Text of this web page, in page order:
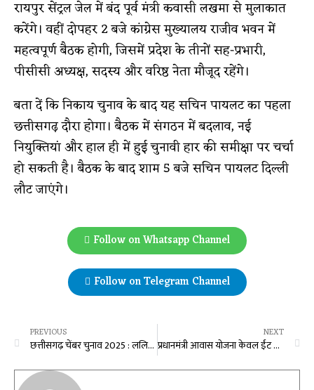
रायपुर सेंट्रल जेल में बंद पूर्व मंत्री कवासी लखमा से मुलाकात
करेंगे। वहीं दोपहर 2 बजे कांग्रेस मुख्यालय राजीव भवन में
महत्वपूर्ण बैठक होगी, जिसमें प्रदेश के तीनों सह-प्रभारी,
पीसीसी अध्यक्ष, सदस्य और वरिष्ठ नेता मौजूद रहेंगे।
बता दें कि निकाय चुनाव के बाद यह सचिन पायलट का पहला
छत्तीसगढ़ दौरा होगा। बैठक में संगठन में बदलाव, नई
नियुक्तियां और हाल ही में हुई चुनावी हार की समीक्षा पर चर्चा
हो सकती है। बैठक के बाद शाम 5 बजे सचिन पायलट दिल्ली
लौट जाएंगे।
Follow on Whatsapp Channel
Follow on Telegram Channel
PREVIOUS
छत्तीसगढ़ चेंबर चुनाव 2025 : ललित जैसिंघ ने खरीदा फॉर्म, अध्यक्ष पद के लिए कल भरेंगे नामांकन
NEXT
प्रधानमंत्री आवास योजना केवल ईंट और गारे से बने घरों का कार्यक्रम नहीं, बल्कि यह लाखों जरूरतमंदों के सम्मान, सुरक्षा और आत्मनिर्भरता का प्रतीक है: उपमुख्यमंत्री विजय शर्मा